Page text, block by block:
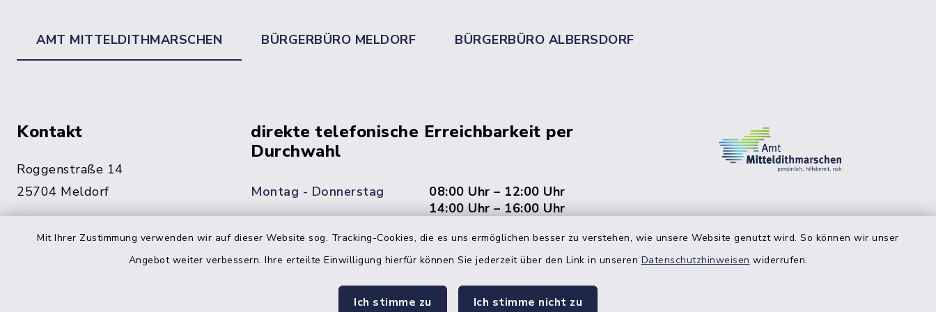
Mit Ihrer Zustimmung verwenden wir auf dieser Website sog. Tracking-Cookies, die es uns ermöglichen besser zu verstehen, wie unsere Website genutzt wird. So können wir unser
Angebot weiter verbessern. Ihre erteilte Einwilligung hierfür können Sie jederzeit über den Link in unseren Datenschutzhinweisen widerrufen.
Ich stimme zu Ich stimme nicht zu
AMT MITTELDITHMARSCHEN BÜRGERBÜRO MELDORF BÜRGERBÜRO ALBERSDORF
Kontakt
Roggenstraße 14
25704 Meldorf
04832 6065-215
direkte telefonische Erreichbarkeit per
Durchwahl
Montag - Donnerstag
08:00 Uhr – 12:00 Uhr
14:00 Uhr – 16:00 Uhr
Freitag
08:00 Uhr – 12:00 Uhr